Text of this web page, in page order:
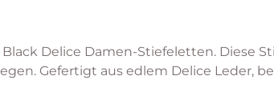
Delice Damen-Stiefeletten. Diese
Gefertigt aus edlem Delice Leder,